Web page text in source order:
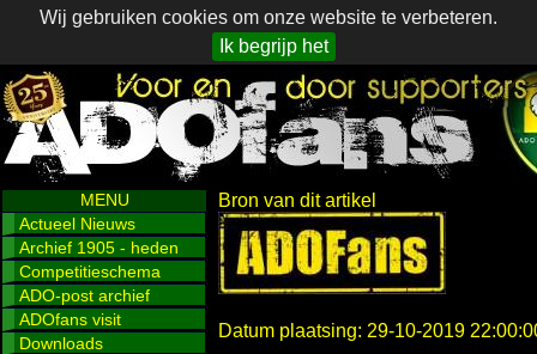
Wij gebruiken cookies om onze website te verbeteren.
Ik begrijp het
MENU
Actueel Nieuws
Archief 1905 - heden
Competitieschema
ADO-post archief
ADOfans visit
Downloads
Bron van dit artikel
Datum plaatsing: 29-10-2019